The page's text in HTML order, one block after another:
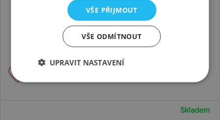
Skladem
VŠE PŘIJMOUT
VŠE ODMÍTNOUT
UPRAVIT NASTAVENÍ